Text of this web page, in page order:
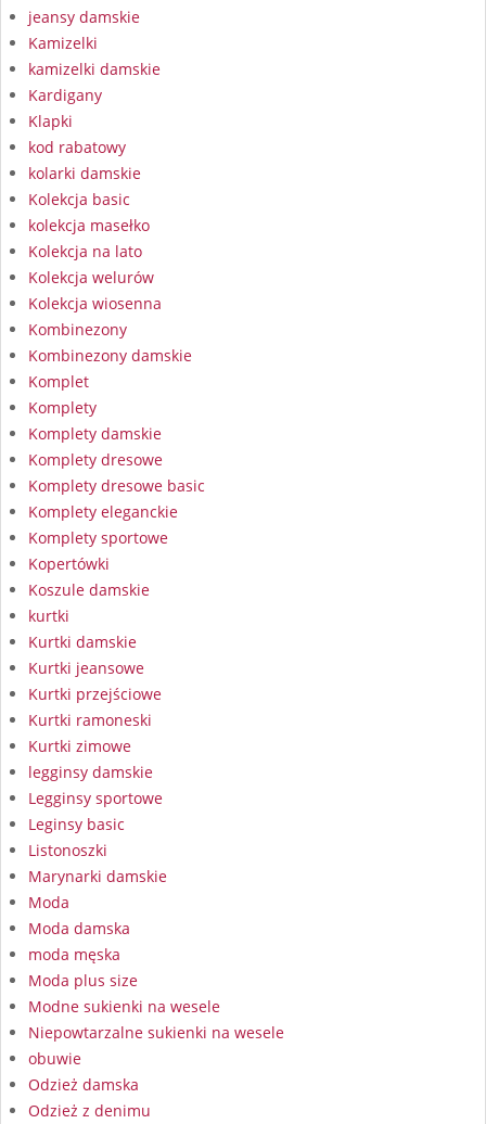
jeansy damskie
Kamizelki
kamizelki damskie
Kardigany
Klapki
kod rabatowy
kolarki damskie
Kolekcja basic
kolekcja masełko
Kolekcja na lato
Kolekcja welurów
Kolekcja wiosenna
Kombinezony
Kombinezony damskie
Komplet
Komplety
Komplety damskie
Komplety dresowe
Komplety dresowe basic
Komplety eleganckie
Komplety sportowe
Kopertówki
Koszule damskie
kurtki
Kurtki damskie
Kurtki jeansowe
Kurtki przejściowe
Kurtki ramoneski
Kurtki zimowe
legginsy damskie
Legginsy sportowe
Leginsy basic
Listonoszki
Marynarki damskie
Moda
Moda damska
moda męska
Moda plus size
Modne sukienki na wesele
Niepowtarzalne sukienki na wesele
obuwie
Odzież damska
Odzież z denimu